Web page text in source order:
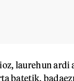
laurehun ardi
batetik,